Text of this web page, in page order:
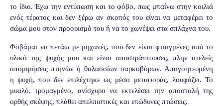
το ίδιο. Έχω την εντύπωση και το φόβο, πως μπαίνω στην κοιλιά
ενός τέρατος και δεν ξέρω αν σκοπός του είναι να μεταφέρει το
σώμα μου στον προορισμό του ή να το χωνέψει στα σπλάχνα του.
Φοβάμαι να πετάω με μηχανές, που δεν είναι φτιαγμένες από το
υλικό της ψυχής μου και είναι απαστράπτουσες, πλην ατελείς
απομιμήσεις πτηνών ή θαλασσίων σαρκοβόρων. Απογοητευμένη
η ψυχή, που δεν επιλέχτηκε ως μέσο μεταφοράς, λουφάζει. Το
μυαλό, τρομαγμένο, ανίσχυρο να εκτελέσει την αποστολή της
ορθής σκέψης, πλάθει απελπιστικές και επώδυνες πτώσεις.